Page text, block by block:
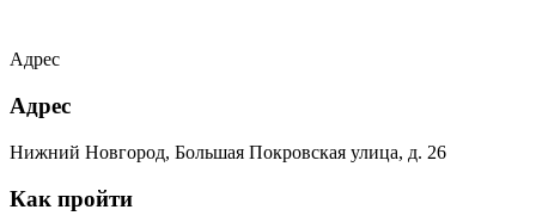
Адрес
Адрес
Нижний Новгород, Большая Покровская улица, д. 26
Как пройти